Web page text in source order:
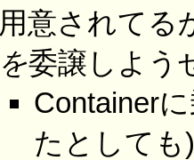
用意されてる
を委譲しよう
Container
たとして